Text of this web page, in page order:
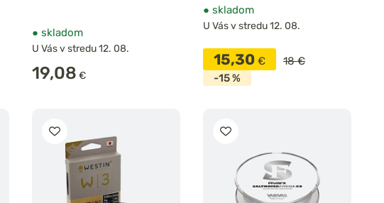
● skladom
U Vás v stredu 12. 08.
19,08 €
● skladom
U Vás v stredu 12. 08.
15,30 €
18 €
-15 %